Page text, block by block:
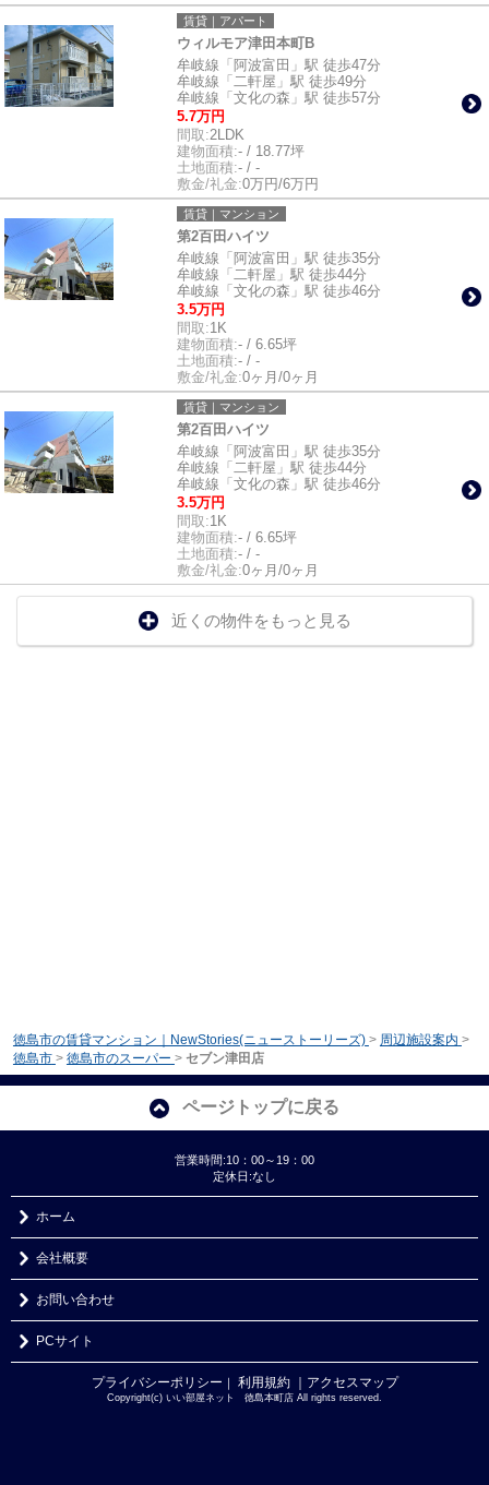
賃貸｜アパート
ウィルモア津田本町B
牟岐線「阿波富田」駅 徒歩47分
牟岐線「二軒屋」駅 徒歩49分
牟岐線「文化の森」駅 徒歩57分
5.7万円
間取:2LDK
建物面積:- / 18.77坪
土地面積:- / -
敷金/礼金:0万円/6万円
賃貸｜マンション
第2百田ハイツ
牟岐線「阿波富田」駅 徒歩35分
牟岐線「二軒屋」駅 徒歩44分
牟岐線「文化の森」駅 徒歩46分
3.5万円
間取:1K
建物面積:- / 6.65坪
土地面積:- / -
敷金/礼金:0ヶ月/0ヶ月
賃貸｜マンション
第2百田ハイツ
牟岐線「阿波富田」駅 徒歩35分
牟岐線「二軒屋」駅 徒歩44分
牟岐線「文化の森」駅 徒歩46分
3.5万円
間取:1K
建物面積:- / 6.65坪
土地面積:- / -
敷金/礼金:0ヶ月/0ヶ月
近くの物件をもっと見る
徳島市の賃貸マンション｜NewStories(ニューストーリーズ) > 周辺施設案内 >
徳島市 > 徳島市のスーパー > セブン津田店
ページトップに戻る
営業時間:10：00～19：00
定休日:なし
ホーム
会社概要
お問い合わせ
PCサイト
プライバシーポリシー ｜ 利用規約 ｜アクセスマップ
Copyright(c) いい部屋ネット 徳島本町店 All rights reserved.